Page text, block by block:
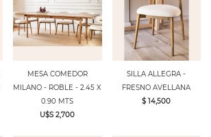
MESA COMEDOR
MILANO - ROBLE - 2.45 X
0.90 MTS
U$S 2,700
SILLA ALLEGRA -
FRESNO AVELLANA
$ 14,500